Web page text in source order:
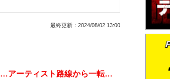
最終更新： 2024/08/02 13:00
平野紫耀、バラエティMC決定でドラマ内定報道も…アーティスト路線から一転解禁へ